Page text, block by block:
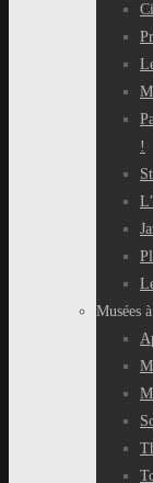
!
Musées